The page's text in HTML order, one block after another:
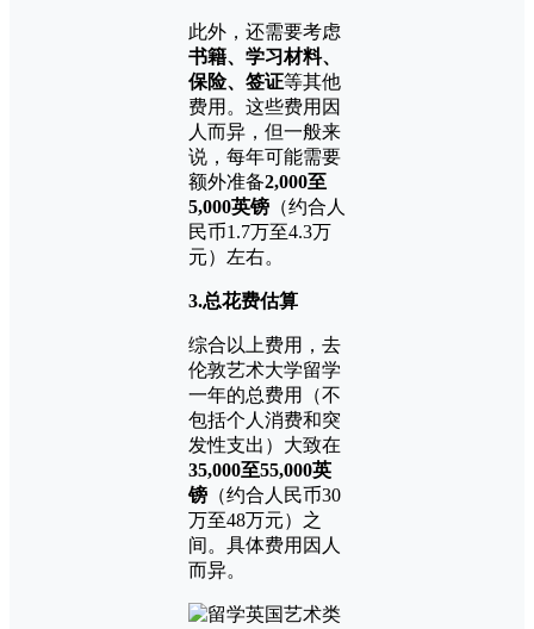
此外，还需要考虑
书籍、学习材料、
保险、签证等其他
费用。这些费用因
人而异，但一般来
说，每年可能需要
额外准备2,000至
5,000英镑 （约合人
民币1.7万至4.3万
元）左右。
3.总花费估算
综合以上费用，去
伦敦艺术大学留学
一年的总费用（不
包括个人消费和突
发性支出）大致在
35,000至55,000英
镑 （约合人民币30
万至48万元）之
间。具体费用因人
而异。